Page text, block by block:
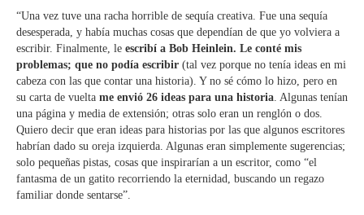
“Una vez tuve una racha horrible de sequía creativa. Fue una sequía
desesperada, y había muchas cosas que dependían de que yo volviera a
escribir. Finalmente, le escribí a Bob Heinlein. Le conté mis
problemas; que no podía escribir (tal vez porque no tenía ideas en mi
cabeza con las que contar una historia). Y no sé cómo lo hizo, pero en
su carta de vuelta me envió 26 ideas para una historia. Algunas tenían
una página y media de extensión; otras solo eran un renglón o dos.
Quiero decir que eran ideas para historias por las que algunos escritores
habrían dado su oreja izquierda. Algunas eran simplemente sugerencias;
solo pequeñas pistas, cosas que inspirarían a un escritor, como “el
fantasma de un gatito recorriendo la eternidad, buscando un regazo
familiar donde sentarse”.